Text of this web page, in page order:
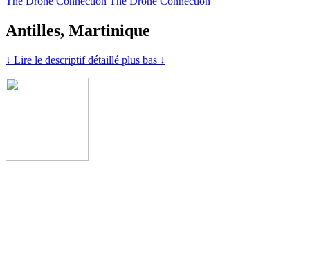
Antilles, Martinique
↓ Lire le descriptif détaillé plus bas ↓